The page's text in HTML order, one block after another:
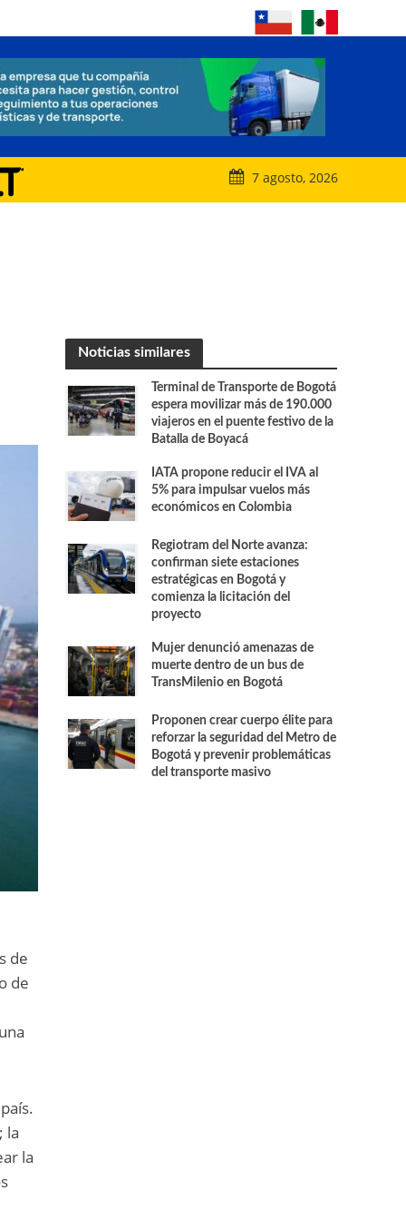
7 agosto, 2026
de
de
la
la
Noticias similares
Terminal de Transporte de Bogotá
espera movilizar más de 190.000
viajeros en el puente festivo de la
Batalla de Boyacá
IATA propone reducir el IVA al
5% para impulsar vuelos más
económicos en Colombia
Regiotram del Norte avanza:
confirman siete estaciones
estratégicas en Bogotá y
comienza la licitación del
proyecto
Mujer denunció amenazas de
muerte dentro de un bus de
TransMilenio en Bogotá
Proponen crear cuerpo élite para
reforzar la seguridad del Metro de
Bogotá y prevenir problemáticas
del transporte masivo